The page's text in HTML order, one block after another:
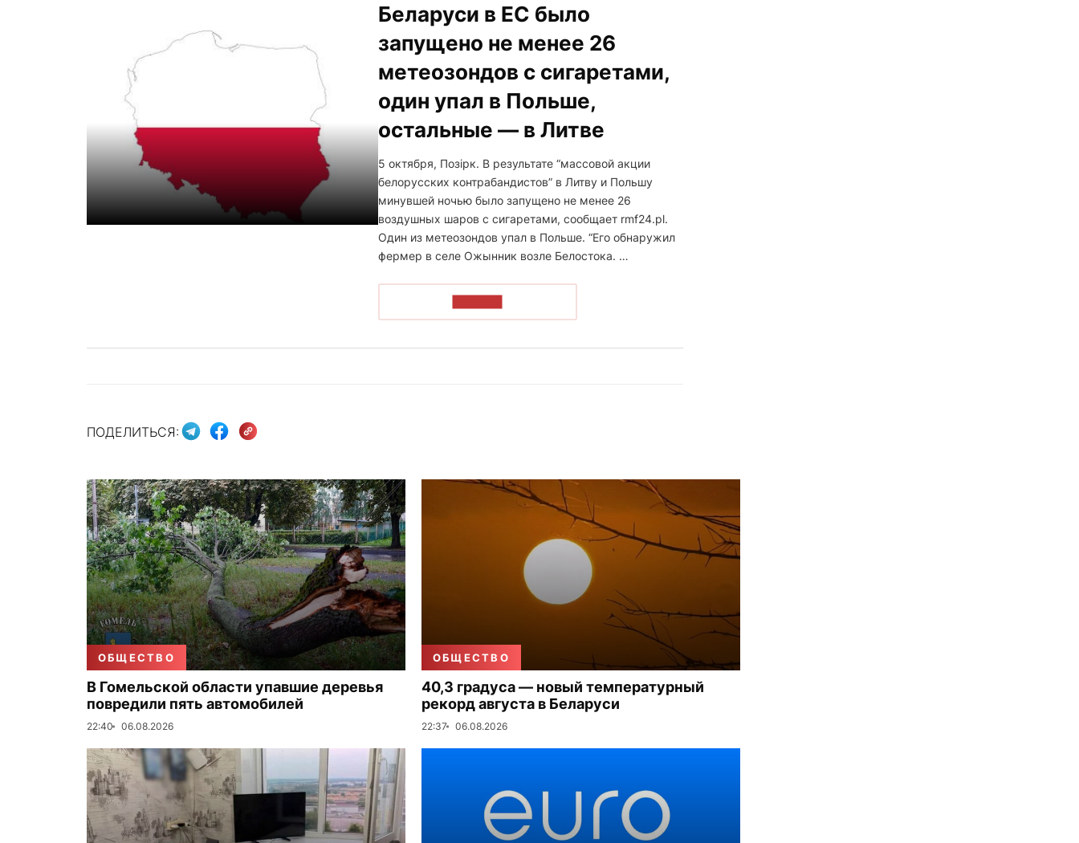
Беларуси в ЕС было
запущено не менее 26
метеозондов с сигаретами,
один упал в Польше,
остальные — в Литве
5 октября, Позірк. В результате “массовой акции
белорусских контрабандистов” в Литву и Польшу
минувшей ночью было запущено не менее 26
воздушных шаров с сигаретами, сообщает rmf24.pl.
Один из метеозондов упал в Польше. “Его обнаружил
фермер в селе Ожынник возле Белостока. …
ПОДЕЛИТЬСЯ:
ОБЩЕСТВО
В Гомельской области упавшие деревья
повредили пять автомобилей
22:40 06.08.2026
ОБЩЕСТВО
40,3 градуса — новый температурный
рекорд августа в Беларуси
22:37 06.08.2026